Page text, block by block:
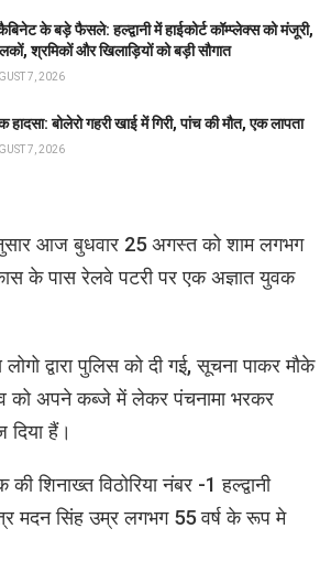
के बड़े फैसले: हल्द्वानी में हाईकोर्ट कॉम्प्लेक्स को मंजूरी,
श्रमिकों और खिलाड़ियों को बड़ी सौगात
7, 2026
हादसा: बोलेरो गहरी खाई में गिरी, पांच की मौत, एक लापता
7, 2026
आज बुधवार 25 अगस्त को शाम लगभग
के पास रेलवे पटरी पर एक अज्ञात युवक
द्वारा पुलिस को दी गई, सूचना पाकर मौके
को अपने कब्जे में लेकर पंचनामा भरकर
दिया हैं।
शिनाख्त विठोरिया नंबर -1 हल्द्वानी
मदन सिंह उम्र लगभग 55 वर्ष के रूप मे